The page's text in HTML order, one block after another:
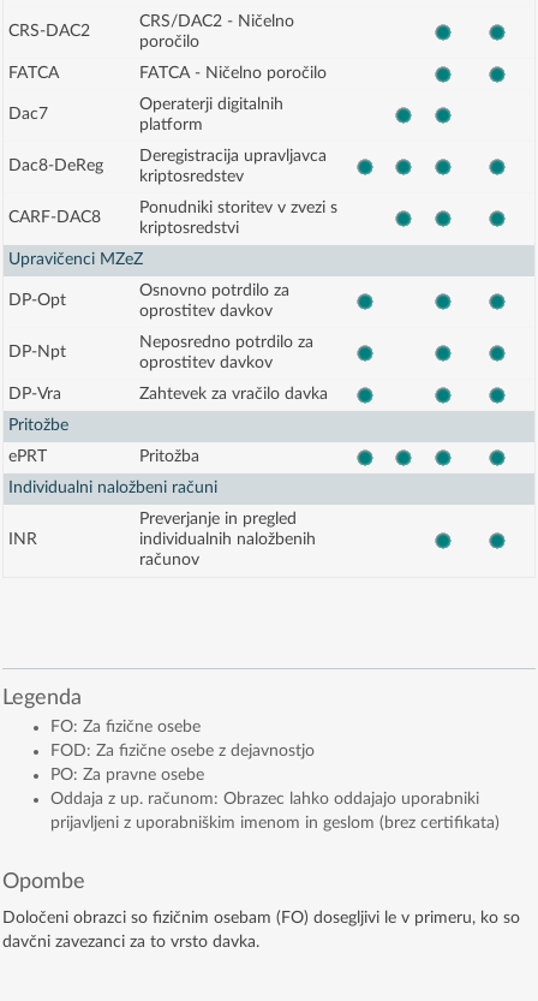
CRS-DAC2
CRS/DAC2 - Ničelno
poročilo
FATCA
FATCA - Ničelno poročilo
Dac7
Operaterji digitalnih
platform
Dac8-DeReg
Deregistracija upravljavca
kriptosredstev
CARF-DAC8
Ponudniki storitev v zvezi s
kriptosredstvi
Upravičenci MZeZ
DP-Opt
Osnovno potrdilo za
oprostitev davkov
DP-Npt
Neposredno potrdilo za
oprostitev davkov
DP-Vra
Zahtevek za vračilo davka
Pritožbe
ePRT
Pritožba
Individualni naložbeni računi
INR
Preverjanje in pregled
individualnih naložbenih
računov
Legenda
FO: Za fizične osebe
FOD: Za fizične osebe z dejavnostjo
PO: Za pravne osebe
Oddaja z up. računom: Obrazec lahko oddajajo uporabniki
prijavljeni z uporabniškim imenom in geslom (brez certifikata)
Opombe
Določeni obrazci so fizičnim osebam (FO) dosegljivi le v primeru, ko so
davčni zavezanci za to vrsto davka.